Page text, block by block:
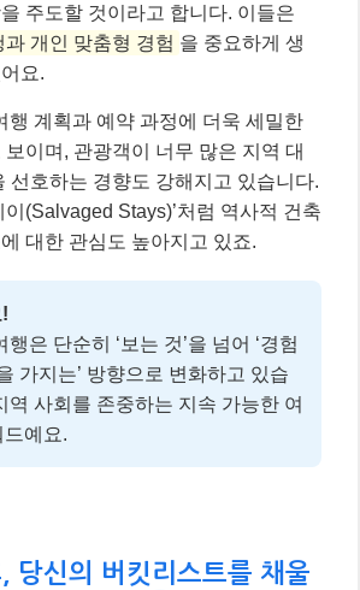
주도할 것이라고 합니다. 이들은
개인 맞춤형 경험 을 중요하게 생
요.
행 계획과 예약 과정에 더욱 세밀한
이며, 관광객이 너무 많은 지역 대
선호하는 경향도 강해지고 있습니다.
이(Salvaged Stays)’처럼 역사적 건축
대한 관심도 높아지고 있죠.
은 단순히 ‘보는 것’을 넘어 ‘경험
가지는’ 방향으로 변화하고 있습
역 사회를 존중하는 지속 가능한 여
예요.
당신의 버킷리스트를 채울